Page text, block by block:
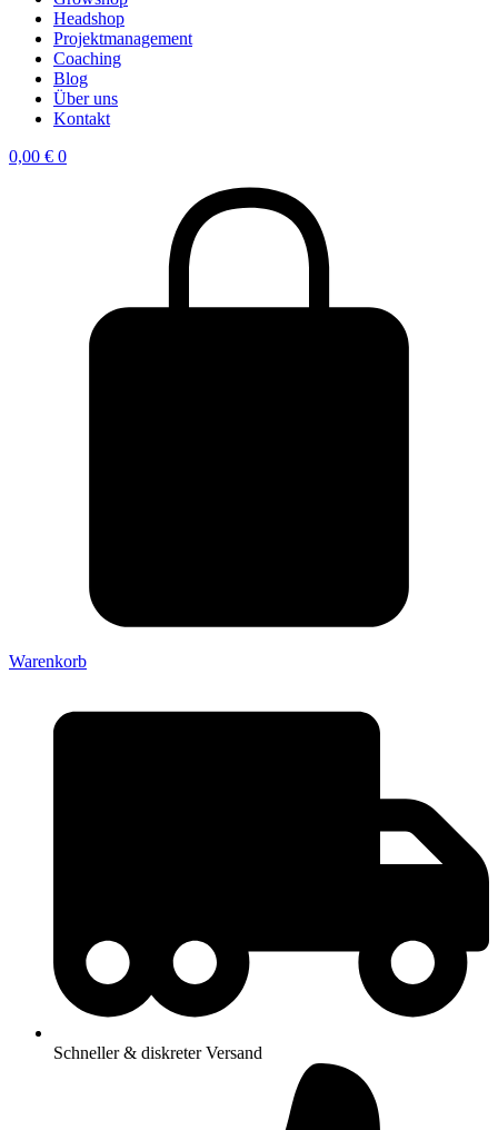
Headshop
Projektmanagement
Coaching
Blog
Über uns
Kontakt
0,00 € 0
Warenkorb
Schneller & diskreter Versand